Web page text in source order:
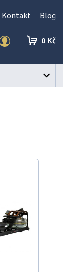
Kontakt Blog
0 Kč